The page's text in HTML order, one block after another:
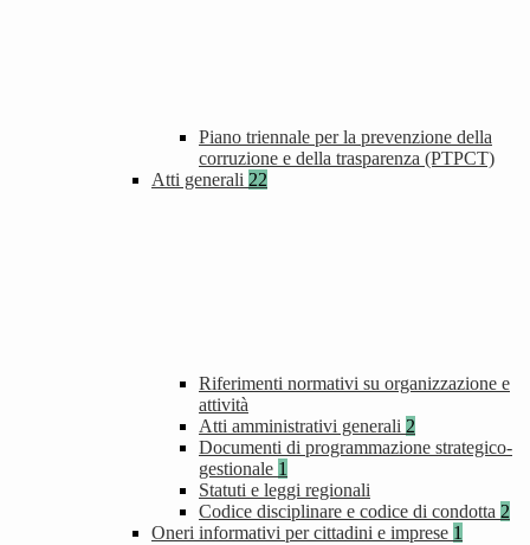
Piano triennale per la prevenzione della
corruzione e della trasparenza (PTPCT)
Atti generali 22
Riferimenti normativi su organizzazione e
attività
Atti amministrativi generali 2
Documenti di programmazione strategico-
gestionale 1
Statuti e leggi regionali
Codice disciplinare e codice di condotta 2
Oneri informativi per cittadini e imprese 1